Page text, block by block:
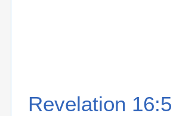
Revelation